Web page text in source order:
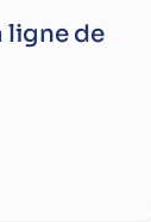
ligne de